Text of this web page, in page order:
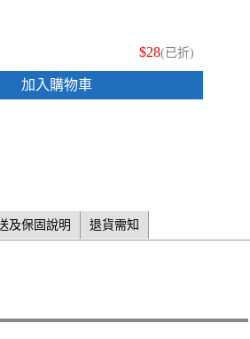
$28(已折)
加入購物車
及保固說明 退貨需知